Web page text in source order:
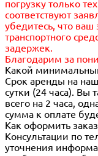
погрузку только
соответствуют
убедитесь, что ваш
транспортного
задержек.
Благодарим за
Какой
Срок аренды на
сутки (24 часа). Вы
всего на 2 часа,
сумма к оплате
Как оформить
Консультации по
уточнения